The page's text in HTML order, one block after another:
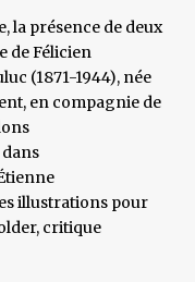
la présence de deux
de Félicien
(1871-1944), née
en compagnie de
dans
illustrations pour
critique